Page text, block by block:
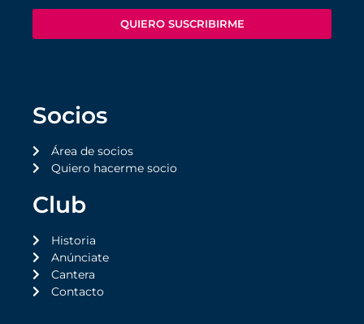
QUIERO SUSCRIBIRME
Socios
Área de socios
Quiero hacerme socio
Club
Historia
Anúnciate
Cantera
Contacto